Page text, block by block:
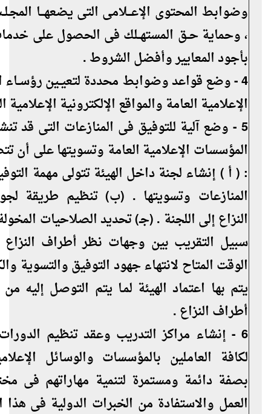
وضوابط المحتوى الإعـــلامى التى يضعهـــا
، وحماية حــق المستهــلك فى الحصول على
بأجود المعايير وأفضل الشروط .
4 - وضع قواعد وضوابط محددة لتعيــين
الإعلامية العامة والمواقع الإلكترونية الإعلامية
5 - وضع آلية للتوفيق فى المنازعات التى قد
المؤسسات الإعلامية العامة وتسويتها على أن
: ( أ ) إنشاء لجنة داخل الهيئة تتولى مهمة
المنازعات وتسويتها . (ب) تنظيم طريقة
النزاع إلى اللجنة . (جـ) تحديد الصلاحيات
سبيل التقريب بين وجهات نظر أطراف
الوقت المتاح لانتهاء جهود التوفيق والتسوية
يتم بها اعتماد الهيئة لمـا يتم التوصل إليه
أطراف النزاع .
6 - إنشاء مراكز التدريب وعقد تنظيم
لكافة العاملين بالمؤسسات والوسائل
بصفة دائمة ومستمرة لتنمية مهاراتهم فى
العمل والاستفادة من الخبرات الدولية فى